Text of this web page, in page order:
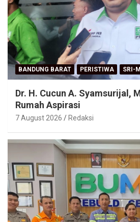
BANDUNG BARAT PERISTIWA SRI-
Dr. H. Cucun A. Syamsurijal,
Rumah Aspirasi
7 August 2026 Redaksi